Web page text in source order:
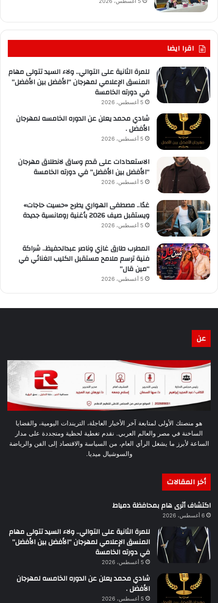
اقرا ايضا
للمرة الثانية على التوالي.. ولاء السيد تتولى مهام
المنسق الإعلامي لمهرجان “الأفضل بين الأفضل”
في دورته الخامسة
5 أغسطس، 2026
شادي محمد يعلن عن الدوره الخامسه لمهرجان
الأفضل .
5 أغسطس، 2026
الاستعدادات على قدم وساق لانطلاق مهرجان
“الأفضل بين الأفضل” في دورته الخامسة
5 أغسطس، 2026
غدًا.. مصطفى الهواري يطرح «حسيت حاجات»
ويستقبل صيف 2026 بأغنية رومانسية جديدة
5 أغسطس، 2026
المطرب طارق غازي وناصر عبدالحفيظ.. شراكة
فنية ترسم ملامح مستقبل الكليب الغنائي في
“مين قال”
5 أغسطس، 2026
عن
هو منصتك الأولى لمتابعة آخر الأخبار العاجلة، التريندات اليومية، والقضايا
الساخنة في مصر والعالم العربي. نقدم تغطية لحظية ومتجددة على مدار
الساعة لأبرز ما يشغل الرأي العام، من السياسة والاقتصاد إلى الفن والرياضة
والسوشيال ميديا.
أخر المقالات
اكتشاف أثرى هام بمحافظة دمياط
6 أغسطس، 2026
للمرة الثانية على التوالي.. ولاء السيد تتولى مهام
المنسق الإعلامي لمهرجان “الأفضل بين الأفضل”
في دورته الخامسة
5 أغسطس، 2026
شادي محمد يعلن عن الدوره الخامسه لمهرجان
الأفضل .
5 أغسطس، 2026